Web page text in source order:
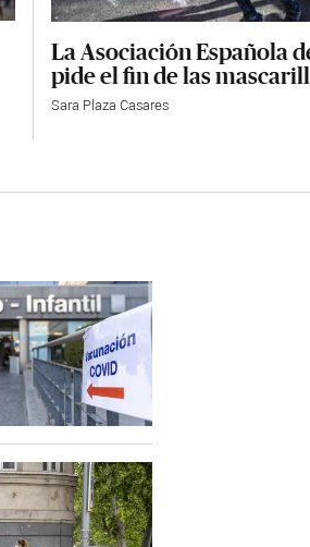
La Asociación Española
pide el fin de las
Sara Plaza Casares